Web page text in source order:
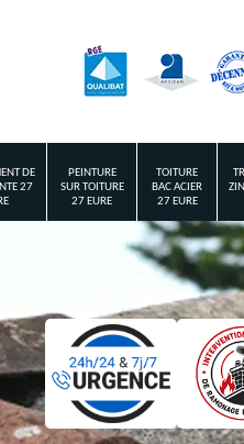
DE
27
PEINTURE
SUR TOITURE
27 EURE
TOITURE
BAC ACIER
27 EURE